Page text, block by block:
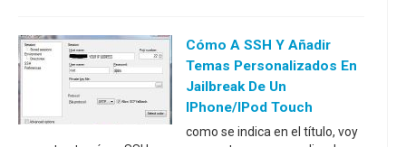
Cómo A SSH Y Añadir
Temas Personalizados En
Jailbreak De Un
IPhone/iPod Touch
como se indica en el título, voy